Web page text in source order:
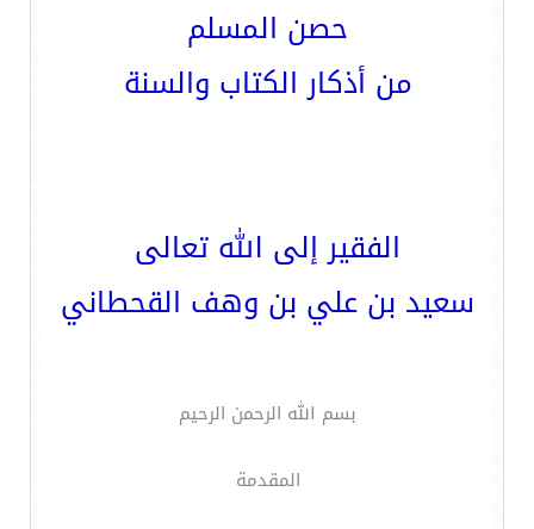
حصن المسلم
من أذكار الكتاب والسنة
الفقير إلى الله تعالى
سعيد بن علي بن وهف القحطاني
بسم الله الرحمن الرحيم
المقدمة